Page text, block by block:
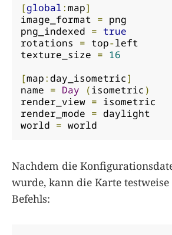
[global:map]
image_format = png
png_indexed = true
rotations = top-left
texture_size = 16
[map:day_isometric]
name = Day (isometric )
render_view = isometric
render_mode = daylight
world = world
Nachdem die
wurde, kann die Karte
Befehls: